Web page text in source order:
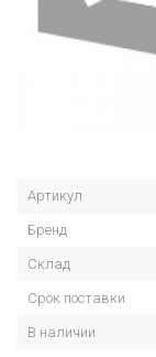
Артикул
Бренд
Склад
Срок поставки
В наличии